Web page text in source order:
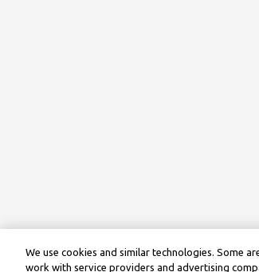
We use cookies and similar technologies. Some
work with service providers and advertising